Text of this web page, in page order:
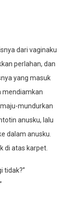
dari vaginaku
perlahan, dan
yang masuk
mendiamkan
mundurkan
anusku, lalu
dalam anusku.
di atas karpet.
tidak?”